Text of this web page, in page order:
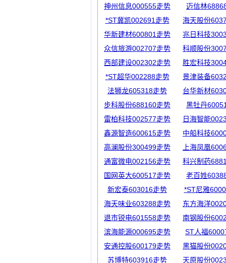
神州信息000555走势
迈信林
*ST冀凯002691走势
海天股份
华新建材600801走势
兆日科技
众信旅游002707走势
科顺股份
西部建设002302走势
胜宏科技
*ST超华002288走势
景津装备
法狮龙605318走势
台华新材
步科股份688160走势
黑牡丹
雷柏科技002577走势
日海智能
鑫源智造600615走势
中船科技
高澜股份300499走势
上海凤凰
通富微电002156走势
科兴制药
国网英大600517走势
老百姓
新宏泰603016走势
*ST尼雅
海天味业603288走势
东方海洋
退市锐电601558走势
南钢股份
滨海能源000695走势
ST人福
安通控股600179走势
黑猫股份
苏博特603916走势
天原股份